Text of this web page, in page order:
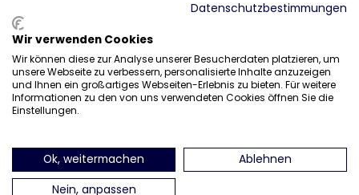
Measurements
18 cm
download links
TRIXIE Packaging 45640-1
Sales
0207 1542940
sales@trixieuk.uk
find us on Instagram
find us on Facebook
find us on Pinterest
find us on
Datenschutzbestimmungen
Wir verwenden Cookies
Wir können diese zur Analyse unserer Besucherdaten platzieren, um
unsere Webseite zu verbessern, personalisierte Inhalte anzuzeigen
und Ihnen ein großartiges Webseiten-Erlebnis zu bieten. Für weitere
Informationen zu den von uns verwendeten Cookies öffnen Sie die
Einstellungen.
Ok, weitermachen
Ablehnen
Nein, anpassen